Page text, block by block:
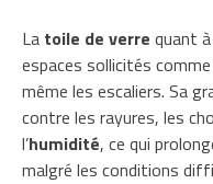
La toile de verre quant
espaces sollicités
même les escaliers. Sa
contre les rayures, les
l’humidité, ce qui
malgré les conditions